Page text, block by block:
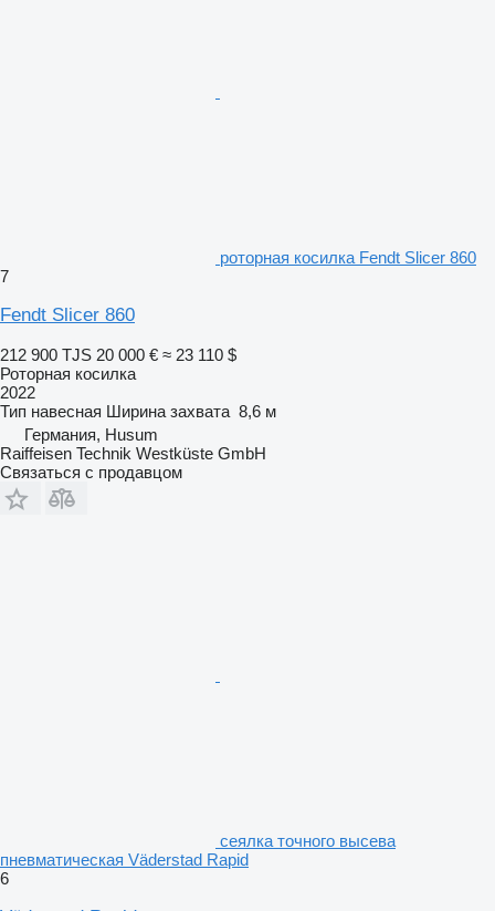
роторная косилка Fendt Slicer 860
7
Fendt Slicer 860
212 900 TJS 20 000 € ≈ 23 110 $
Роторная косилка
2022
Тип навесная Ширина захвата 8,6 м
Германия, Husum
Raiffeisen Technik Westküste GmbH
Связаться с продавцом
сеялка точного высева
пневматическая Väderstad Rapid
6